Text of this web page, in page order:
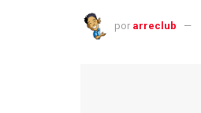
por arreclub